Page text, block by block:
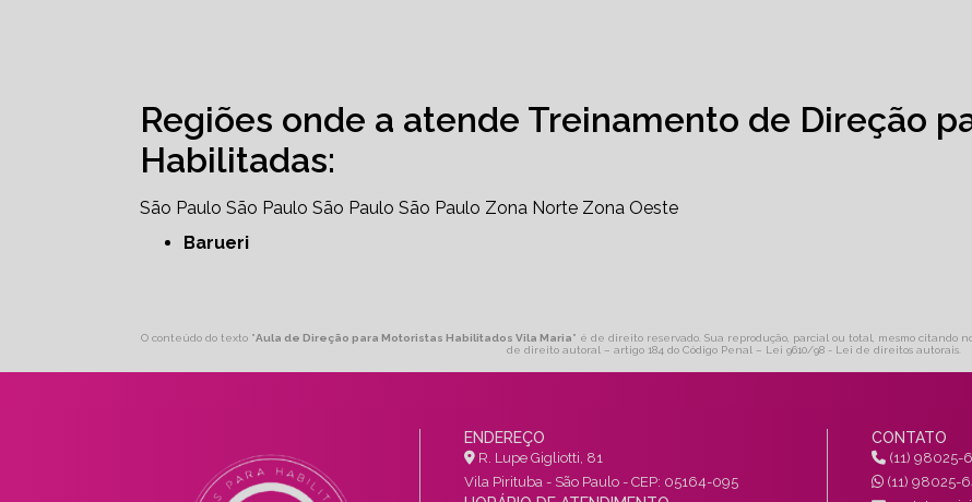
Regiões onde a atende Treinamento de Direção
Habilitadas:
São Paulo São Paulo São Paulo São Paulo Zona Norte Zona Oeste
Barueri
O conteúdo do texto "Aula de Direção para Motoristas Habilitados Vila Maria" é de direito reservado. Sua reprodução, parcial ou total, mesmo citando
de direito autoral – artigo 184 do Código Penal – Lei 9610/98 - Lei de direitos autorais.
ENDEREÇO
R. Lupe Gigliotti, 81
Vila Pirituba - São Paulo - CEP: 05164-095
CONTATO
(11) 98025-
(11) 98025-